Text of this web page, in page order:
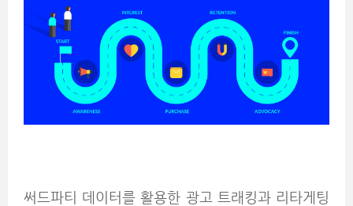
써드파티 데이터를 활용한 광고 트래킹과 리타게팅